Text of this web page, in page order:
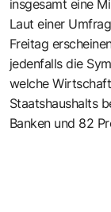
insgesamt eine
Laut einer
Freitag
jedenfalls die
welche
Staatshaushalts
Banken und 82